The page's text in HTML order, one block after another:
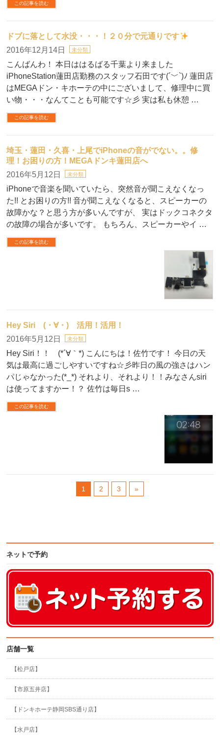
この記事を読む
ドブに落として水没・・・！２０分で元通りです
2016年12月14日
未分類
こんばんわ！ 本日ははるばる千葉より来ました
iPhoneStation蓮田店勤務のスタッフ石田です(´﹀`)ﾉ 蓮田店
はMEGAドン・キホーテの中にございまして、修理中に買
い物・・・なんてことも可能です☆彡 実は私も休憩 …
この記事を読む
埼玉・蓮田・久喜・上尾でiPhoneの音がでない。。修
理！お困りの方！MEGAドンキ蓮田店へ
2016年5月12日
未分類
iPhoneで音楽を聞いていたら、突然音が聞こえなくなっ
た!! とお困りの方!! 音が聞こえなくなると、スピーカーの
故障かな？と思う方が多いんですが、 実はドックコネクタ
の故障の場合が多いです。 もちろん、スピーカーやイ …
この記事を読む
Hey Siri (・∀・) 活用！活用！
2016年5月12日
未分類
Hey Siri！！ (*´∀｀*) こんにちは！佐竹です！ 今日の天
気は最高に過ごしやすいですね☆彡昨日の風の強さはハン
パじゃなかった(*_*) それより、それより！！みなさんsiri
は使ってますかー！？ 佐竹は毎日s …
この記事を読む
1 2 3 »
ネットで予約
店舗一覧
【松戸店】
【市原五井店】
【ドンキホーテ静岡SBS通り店】
【水戸店】